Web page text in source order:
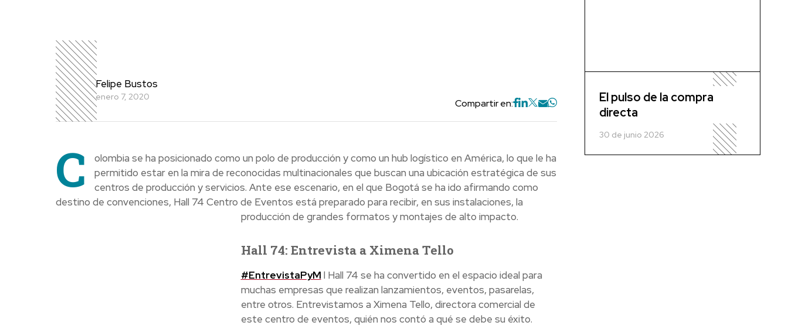
Felipe Bustos
enero 7, 2020
Compartir en:
C
olombia se ha posicionado como un polo de producción y como un hub logístico en América, lo que le ha
permitido estar en la mira de reconocidas multinacionales que buscan una ubicación estratégica de sus
centros de producción y servicios. Ante ese escenario, en el que Bogotá se ha ido afirmando como
destino de convenciones, Hall 74 Centro de Eventos está preparado para recibir, en sus instalaciones, la
producción de grandes formatos y montajes de alto impacto.
Hall 74: Entrevista a Ximena Tello
#EntrevistaPyM l Hall 74 se ha convertido en el espacio ideal para
muchas empresas que realizan lanzamientos, eventos, pasarelas,
entre otros. Entrevistamos a Ximena Tello, directora comercial de
este centro de eventos, quién nos contó a qué se debe su éxito.
El pulso de la compra
directa
30 de junio 2026